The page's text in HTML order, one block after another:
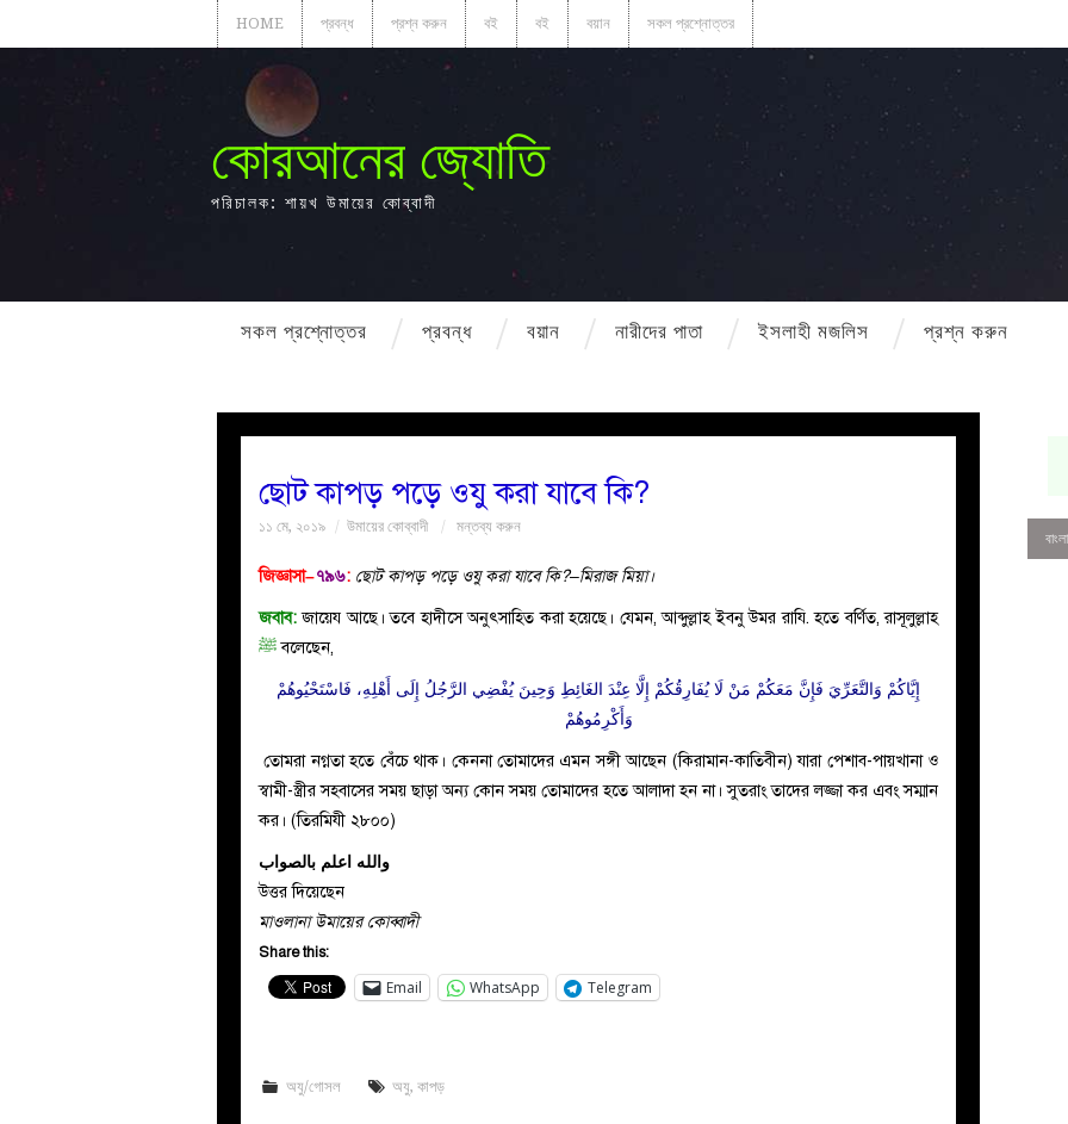
HOME প্রবন্ধ প্রশ্ন করুন বই বই বয়ান সকল প্রশ্নোত্তর
কোরআনের জ্যোতি
পরিচালক: শায়খ উমায়ের কোব্বাদী
সকল প্রশ্নোত্তর প্রবন্ধ বয়ান নারীদের পাতা ইসলাহী মজলিস প্রশ্ন করুন
ছোট কাপড় পড়ে ওযু করা যাবে কি?
১১ মে, ২০১৯ উমায়ের কোব্বাদী মন্তব্য করুন
জিজ্ঞাসা–৭৯৬: ছোট কাপড় পড়ে ওযু করা যাবে কি?–মিরাজ মিয়া।
জবাব:জায়েয আছে। তবে হাদীসে অনুৎসাহিত করা হয়েছে। যেমন, আব্দুল্লাহ ইবনু উমর রাযি. হতে বর্ণিত, রাসূলুল্লাহ
ﷺবলেছেন,
إِيَّاكُمْ وَالتَّعَرِّيَ فَإِنَّ مَعَكُمْ مَنْ لَا يُفَارِقُكُمْ إِلَّا عِنْدَ الغَائِطِ وَحِينَ يُفْضِي الرَّجُلُ إِلَى أَهْلِهِ، فَاسْتَحْيُوهُمْ
وَأَكْرِمُوهُمْ
তোমরা নগ্নতা হতে বেঁচে থাক। কেননা তোমাদের এমন সঙ্গী আছেন (কিরামান-কাতিবীন) যারা পেশাব-পায়খানা ও
স্বামী-স্ত্রীর সহবাসের সময় ছাড়া অন্য কোন সময় তোমাদের হতে আলাদা হন না। সুতরাং তাদের লজ্জা কর এবং সম্মান
কর। (তিরমিযী ২৮০০)
والله اعلم بالصواب
উত্তর দিয়েছেন
মাওলানা উমায়ের কোব্বাদী
Share this:
Email WhatsApp Telegram
অযু/গোসল অযু,কাপড়